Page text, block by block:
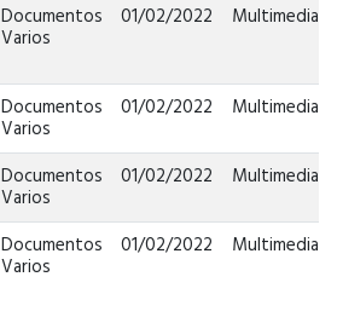
Documentos
Varios
01/02/2022 Multimedia
Documentos
Varios
01/02/2022 Multimedia
Documentos
Varios
01/02/2022 Multimedia
Documentos
Varios
01/02/2022 Multimedia